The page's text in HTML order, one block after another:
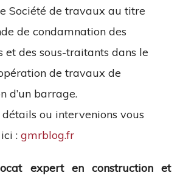
Société de travaux au titre
de condamnation des
et des sous-traitants dans le
de travaux de
d’un barrage.
ou intervenions vous
: gmrblog.fr
expert en construction et